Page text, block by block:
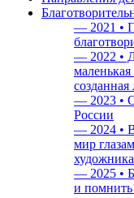
— 2021 •
— 2022 •
маленькая
— 2023 •
России
— 2024 •
мир
художника
— 2025 •
и